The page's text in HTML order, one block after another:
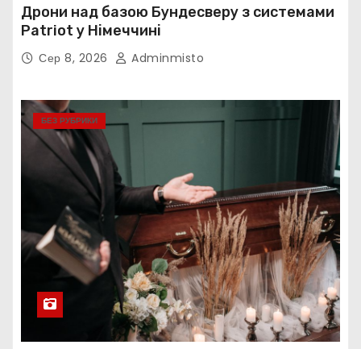
Дрони над базою Бундесверу з системами
Patriot у Німеччині
Сер 8, 2026 Adminmisto
БЕЗ РУБРИКИ